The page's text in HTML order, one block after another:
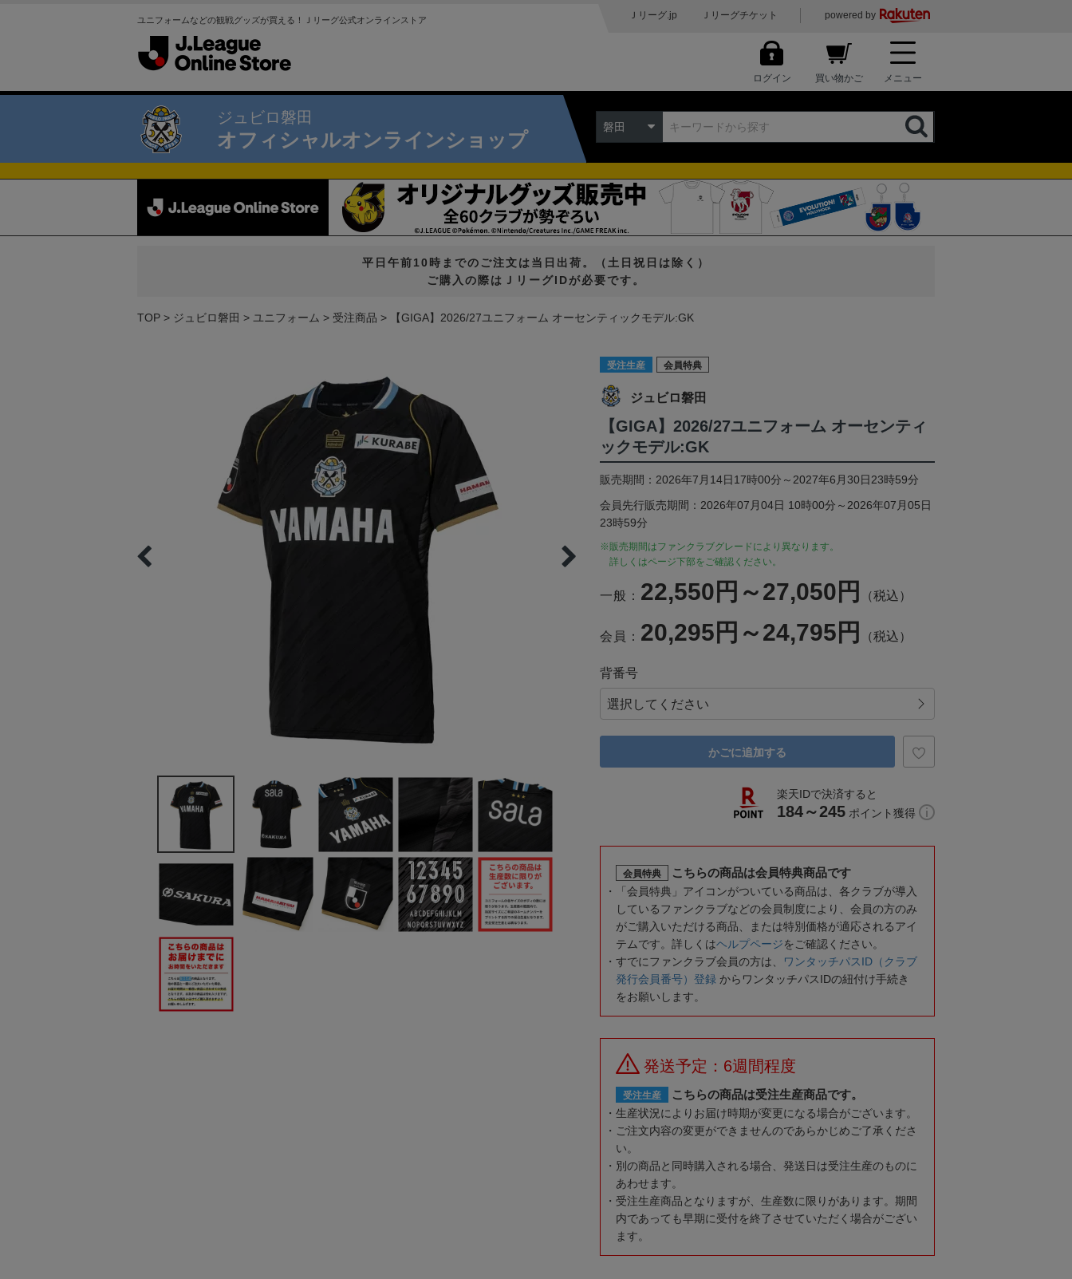
ユニフォームなどの観戦グッズが買える！Ｊリーグ公式オンラインストア Ｊリーグ.jp Ｊリーグチケット powered by
ログイン 買い物かご メニュー
ジュビロ磐田
オフィシャルオンラインショップ
磐田
平日午前10時までのご注文は当日出荷。（土日祝日は除く）
ご購入の際はＪリーグIDが必要です。
TOP ジュビロ磐田 ユニフォーム 受注商品 【GIGA】2026/27ユニフォーム オーセンティックモデル:GK
受注生産 会員特典
ジュビロ磐田
【GIGA】2026/27ユニフォーム オーセンティ
ックモデル:GK
販売期間：2026年7月14日17時00分～2027年6月30日23時59分
会員先行販売期間：2026年07月04日 10時00分～2026年07月05日
23時59分
※販売期間はファンクラブグレードにより異なります。
詳しくはページ下部をご確認ください。
一般： 22,550円～27,050円 （税込）
会員： 20,295円～24,795円 （税込）
背番号
かごに追加する
楽天IDで決済すると
184～245 ポイント獲得
会員特典 こちらの商品は会員特典商品です
「会員特典」アイコンがついている商品は、各クラブが導入
しているファンクラブなどの会員制度により、会員の方のみ
がご購入いただける商品、または特別価格が適応されるアイ
テムです。詳しくはヘルプページをご確認ください。
すでにファンクラブ会員の方は、
ワンタッチパスID（クラブ
発行会員番号）登録 からワンタッチパスIDの紐付け手続き
をお願いします。
発送予定：6週間程度
受注生産 こちらの商品は受注生産商品です。
生産状況によりお届け時期が変更になる場合がございます。
ご注文内容の変更ができませんのであらかじめご了承くださ
い。
別の商品と同時購入される場合、発送日は受注生産のものに
あわせます。
受注生産商品となりますが、生産数に限りがあります。期間
内であっても早期に受付を終了させていただく場合がござい
ます。